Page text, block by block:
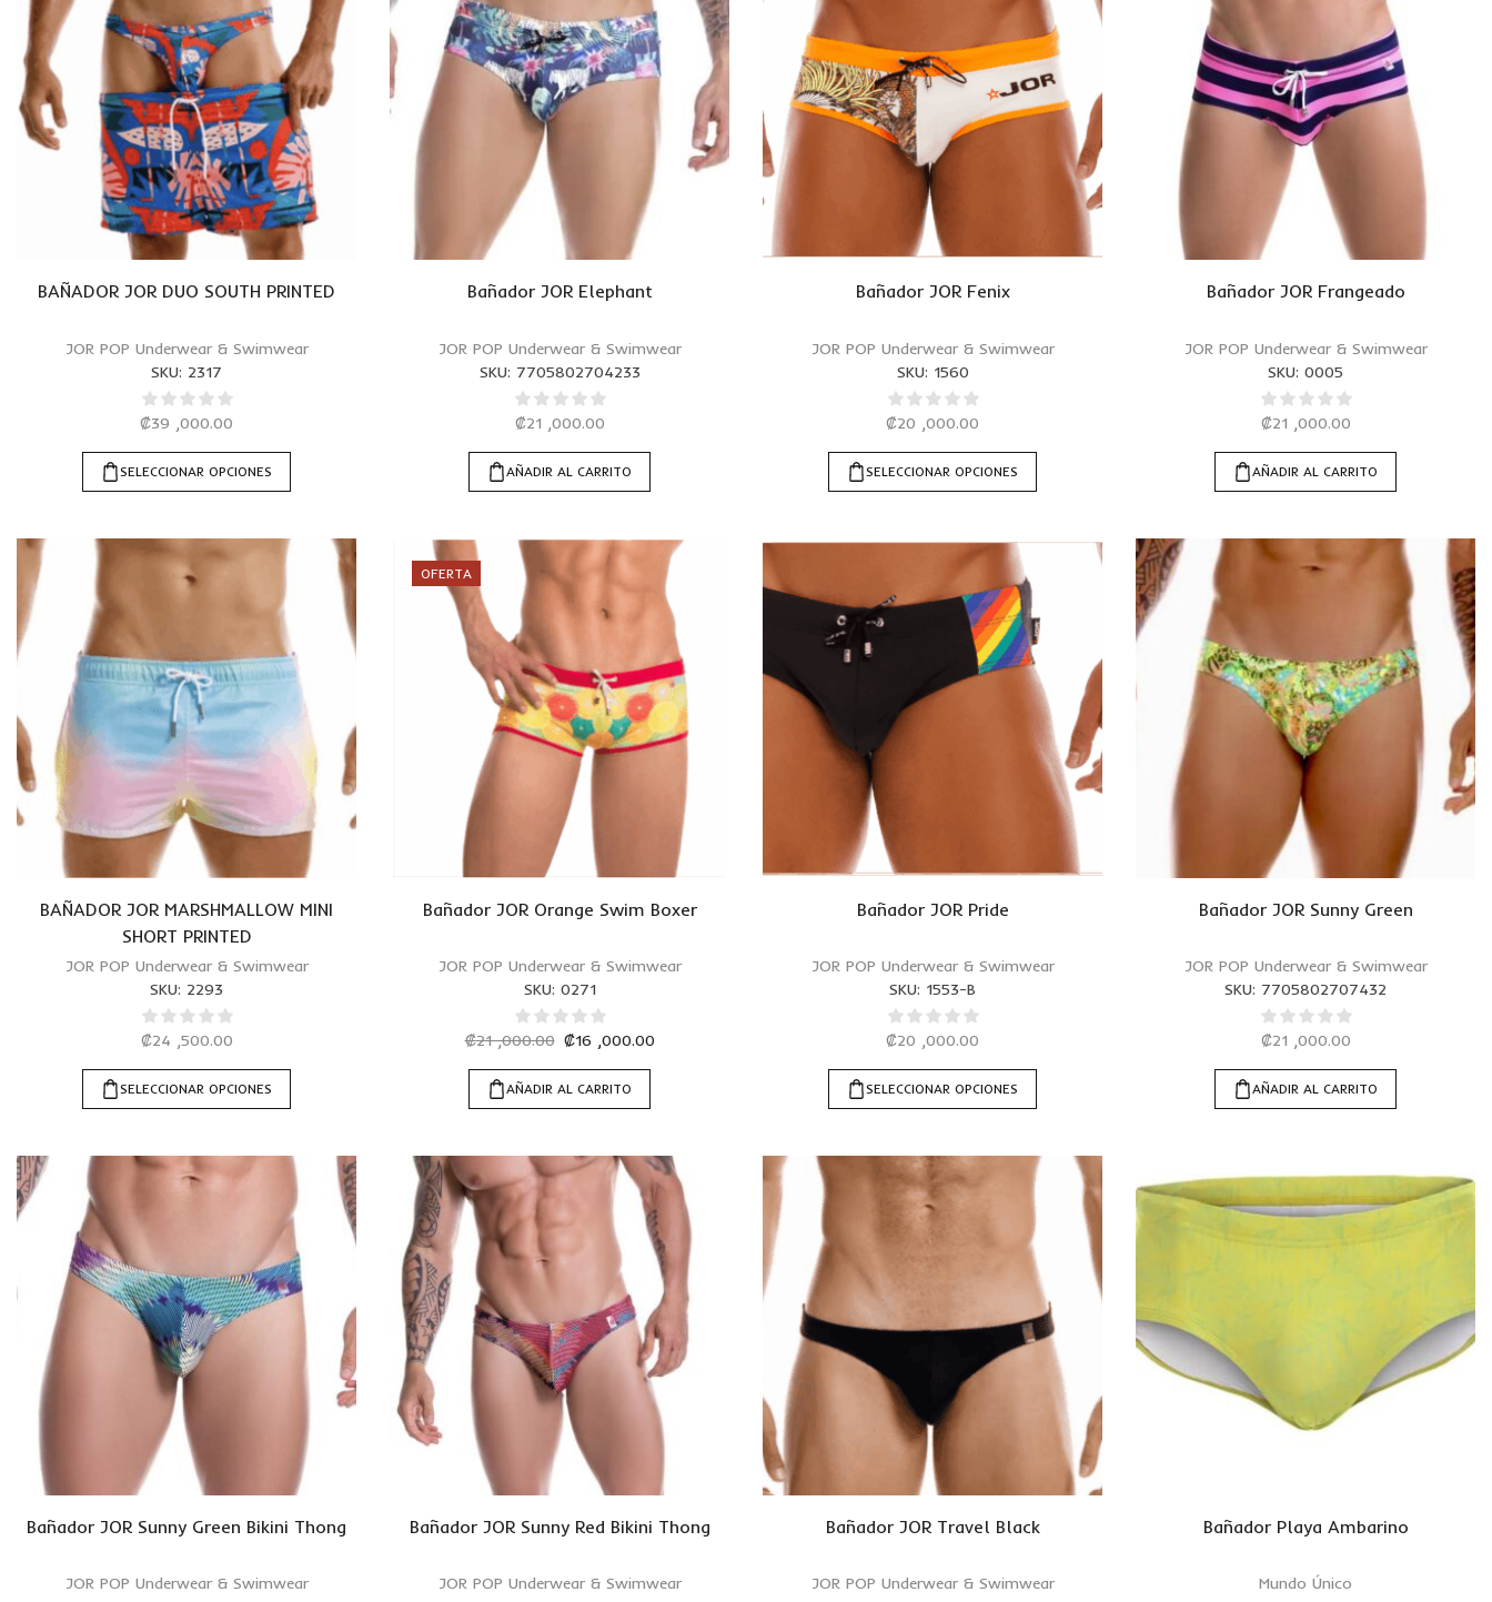
BAÑADOR JOR DUO SOUTH PRINTED
JOR POP Underwear & Swimwear
SKU: 2317
₡39 ,000.00
SELECCIONAR OPCIONES
Bañador JOR Elephant
JOR POP Underwear & Swimwear
SKU: 7705802704233
₡21 ,000.00
AÑADIR AL CARRITO
Bañador JOR Fenix
JOR POP Underwear & Swimwear
SKU: 1560
₡20 ,000.00
SELECCIONAR OPCIONES
Bañador JOR Frangeado
JOR POP Underwear & Swimwear
SKU: 0005
₡21 ,000.00
AÑADIR AL CARRITO
BAÑADOR JOR MARSHMALLOW MINI
SHORT PRINTED
JOR POP Underwear & Swimwear
SKU: 2293
₡24 ,500.00
SELECCIONAR OPCIONES
OFERTA
Bañador JOR Orange Swim Boxer
JOR POP Underwear & Swimwear
SKU: 0271
₡21 ,000.00 ₡16 ,000.00
AÑADIR AL CARRITO
Bañador JOR Pride
JOR POP Underwear & Swimwear
SKU: 1553-B
₡20 ,000.00
SELECCIONAR OPCIONES
Bañador JOR Sunny Green
JOR POP Underwear & Swimwear
SKU: 7705802707432
₡21 ,000.00
AÑADIR AL CARRITO
Bañador JOR Sunny Green Bikini Thong
JOR POP Underwear & Swimwear
Bañador JOR Sunny Red Bikini Thong
JOR POP Underwear & Swimwear
Bañador JOR Travel Black
JOR POP Underwear & Swimwear
Bañador Playa Ambarino
Mundo Único